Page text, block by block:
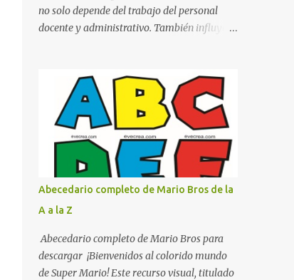
no solo depende del trabajo del personal
docente y administrativo. También influye la
una función práctica al orientar a
estudiantes, padres de familia, docentes y
visitantes, pero además aportan un toque
decorativo que hace que la institución luzca
más ordenada, moderna y acogedora.
Pensando en esta necesidad, he diseñado
una colección de letreros útiles para la
escuela con un estilo elegante, fácil de leer y
listo para imprimir en alta calidad. Su diseño
busca combinar funcionalidad y estética,
logrando que cualquier institución educativa
proyecte una imagen más organizada y
Abecedario completo de Mario Bros de la
A a la Z
Abecedario completo de Mario Bros para
descargar ¡Bienvenidos al colorido mundo
de Super Mario! Este recurso visual, titulado